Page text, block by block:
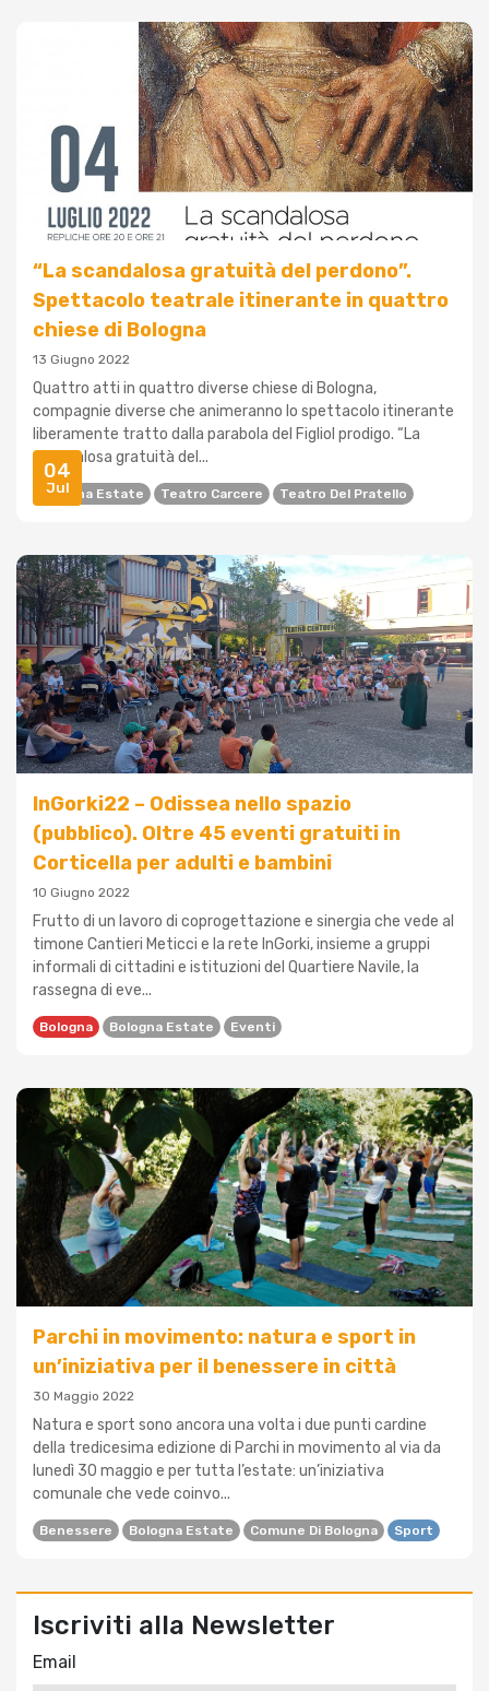
04
Jul
“La scandalosa gratuità del perdono”.
Spettacolo teatrale itinerante in quattro
chiese di Bologna
13 Giugno 2022
Quattro atti in quattro diverse chiese di Bologna,
compagnie diverse che animeranno lo spettacolo itinerante
liberamente tratto dalla parabola del Figliol prodigo. “La
scandalosa gratuità del...
Bologna Estate Teatro Carcere Teatro Del Pratello
InGorki22 – Odissea nello spazio
(pubblico). Oltre 45 eventi gratuiti in
Corticella per adulti e bambini
10 Giugno 2022
Frutto di un lavoro di coprogettazione e sinergia che vede al
timone Cantieri Meticci e la rete InGorki, insieme a gruppi
informali di cittadini e istituzioni del Quartiere Navile, la
rassegna di eve...
Bologna Bologna Estate Eventi
Parchi in movimento: natura e sport in
un’iniziativa per il benessere in città
30 Maggio 2022
Natura e sport sono ancora una volta i due punti cardine
della tredicesima edizione di Parchi in movimento al via da
lunedì 30 maggio e per tutta l’estate: un’iniziativa
comunale che vede coinvo...
Benessere Bologna Estate Comune Di Bologna Sport
Iscriviti alla Newsletter
Email